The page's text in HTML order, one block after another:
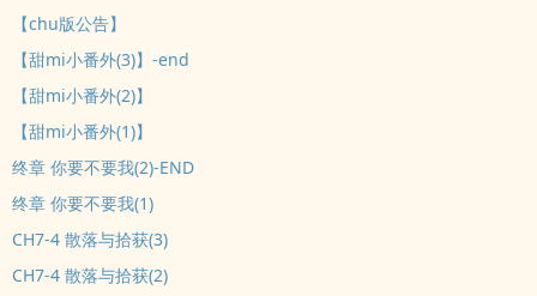
￣)/?:*?°★*?★,:*:?(￣▽￣)/?:*?°★*?★,:*:?(￣▽￣)/?:*?°★*【实ti书
谢绯夜红)【观看说明】谢谢您的阅读。(鞠躬)关于付费章节--用
GOOGLE浏览qi打不开，请用QQ浏览qi打开试试。如果使用手机观
看，点网页上方有个{行动版}，切换过去就可以打开了。如果以上两
zhong分法都不行的话，麻烦写邮件到POPO的客服信箱
ahref="/cdn-cgi/l/email-protection"class="__cf_email__"data-
[email protected]/a附上「会员账号」、「购买章节」、「使用的载
ju」、「无法阅读的画面截图」，会有专人为您服务唷。?
【chu版公告】
【甜mi小番外(3)】-end
【甜mi小番外(2)】
【甜mi小番外(1)】
终章 你要不要我(2)-END
终章 你要不要我(1)
CH7-4 散落与拾获(3)
CH7-4 散落与拾获(2)